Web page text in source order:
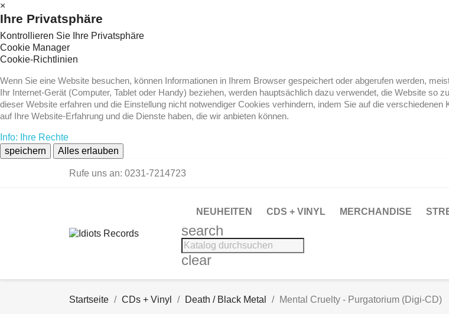
×
Ihre Privatsphäre
Kontrollieren Sie Ihre Privatsphäre
Cookie Manager
Cookie-Richtlinien
Wenn Sie eine Website besuchen, können Informationen in Ihrem Browser gespeichert oder abgerufen werden,
Ihr Internet-Gerät (Computer, Tablet oder Handy) beziehen, werden hauptsächlich dazu verwendet, die Website so
dieser Website erfahren und die Einstellung nicht notwendiger Cookies verhindern, indem Sie auf die
auf Ihre Website-Erfahrung und die Dienste haben, die wir anbieten können.
Info: Ihre Rechte
speichern
Alles erlauben
Rufe uns an: 0231-7214723
NEUHEITEN CDS + VINYL MERCHANDISE
search
clear
Startseite CDs + Vinyl Death / Black Metal Mental Cruelty - Purgatorium (Digi-CD)